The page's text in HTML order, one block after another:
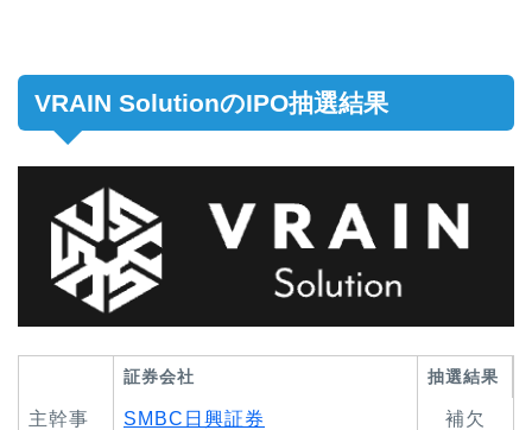
VRAIN SolutionのIPO抽選結果
証券会社 抽選結果
主幹事 SMBC日興証券 補欠